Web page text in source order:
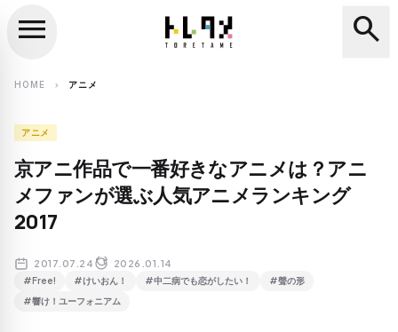
search
menu search
HOME chevron_right アニメ
アニメ
京アニ作品で一番好きなアニメは？アニ
メファンが選ぶ人気アニメランキング
2017
2017.07.24 2026.01.14
#Free! #けいおん！ #中二病でも恋がしたい！
#聲の形
#響け！ユーフォニアム